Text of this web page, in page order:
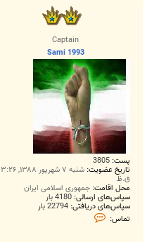
Captain
Sami 1993
پست: 3805
تاریخ عضویت: شنبه ۷ شهریور ۱۳۸۸, ۳:۲۶
ق.ظ
محل اقامت: جمهوری اسلامی ایران
سپاس‌های ارسالی: 4180 بار
سپاس‌های دریافتی: 22794 بار
تماس:
ت